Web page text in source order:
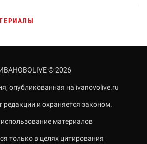
© 2026
опубликованная на ivanovolive.ru
редакции и охраняется законом.
материалов
только в целях цитирования